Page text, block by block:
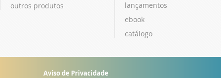
outros produtos
lançamentos
ebook
catálogo
Aviso de Privacidade